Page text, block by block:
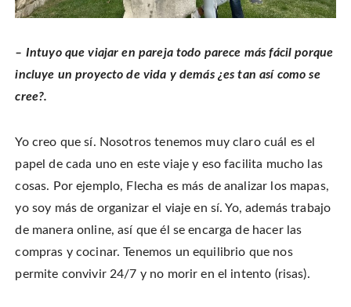
– Intuyo que viajar en pareja todo parece más fácil porque
incluye un proyecto de vida y demás ¿es tan así como se
cree?.
Yo creo que sí. Nosotros tenemos muy claro cuál es el
papel de cada uno en este viaje y eso facilita mucho las
cosas. Por ejemplo, Flecha es más de analizar los mapas,
yo soy más de organizar el viaje en sí. Yo, además trabajo
de manera online, así que él se encarga de hacer las
compras y cocinar. Tenemos un equilibrio que nos
permite convivir 24/7 y no morir en el intento (risas).